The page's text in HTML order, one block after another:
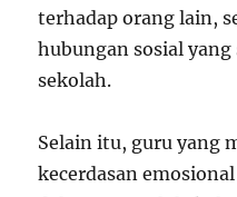
terhadap orang lain,
hubungan sosial
sekolah.
Selain itu, guru yang
kecerdasan